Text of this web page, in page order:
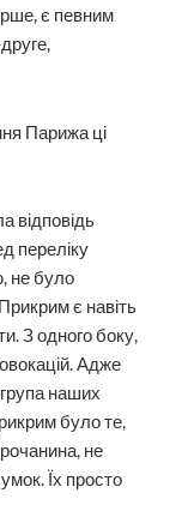
є певним
Парижа ці
відповідь
переліку
не було
є навіть
З одного боку,
Адже
наших
було те,
не
Їх просто